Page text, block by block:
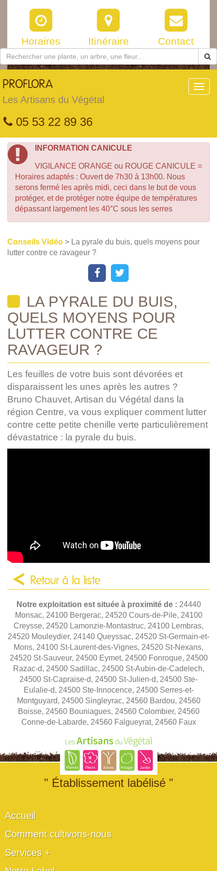
Horaires Itinéraire Contact
PROFLORA
Les Artisans du Végétal
05 53 22 89 36
INFORMATION CANICULE
VIGILANCE ORANGE ou ROUGE CANICULE =
Horaires adaptés : Ouvert de 7h30 à 13h00. Nous
serons fermé les après midi, ceci dans le but de vous
protéger, et de protéger notre équipe de températures
dépassant largement les 40°C sous les serres
Conseils Vidéo > La pyrale du buis, quels moyens pour
lutter contre ce ravageur ?
LA PYRALE DU BUIS,
QUELS MOYENS POUR
LUTTER CONTRE CE
RAVAGEUR ?
Les feuilles de votre buis sont dévorées et
disparaissent les unes après les autres ?
Bruno Chauvet, Artisan du Végétal dans la
région Centre, va vous expliquer comment lutter
contre cette petite chenille verte particulièrement
dévastatrice : la pyrale du buis.
Retour à la liste
Notre exploitation est située à proximité de : 24440
Monsac, 24100 Bergerac, 24520 Cours-de-Pile, 24100
Creysse, 24520 Lamonzie-Montastruc, 24100 Lembras,
24520 Mouleydier, 24140 Queyssac, 24520 St-Germain-et-
Mons, 24100 St-Laurent-des-Vignes, 24520 St-Nexans,
24520 St-Sauveur, 24500 Eymet, 24500 Fonroque, 24500
Razac-d, 24500 Sadillac, 24500 St-Aubin-de-Cadelech,
24500 St-Capraise-d, 24500 St-Julien-d, 24500 Ste-
Eulalie-d, 24500 Ste-Innocence, 24500 Serres-et-
Montguyard, 24500 Singleyrac, 24560 Bardou, 24560
Boisse, 24560 Bouniagues, 24560 Colombier, 24560
Conne-de-Labarde, 24560 Falgueyrat, 24560 Faux
" Établissement labélisé "
Accueil
Comment cultivons-nous
Services +